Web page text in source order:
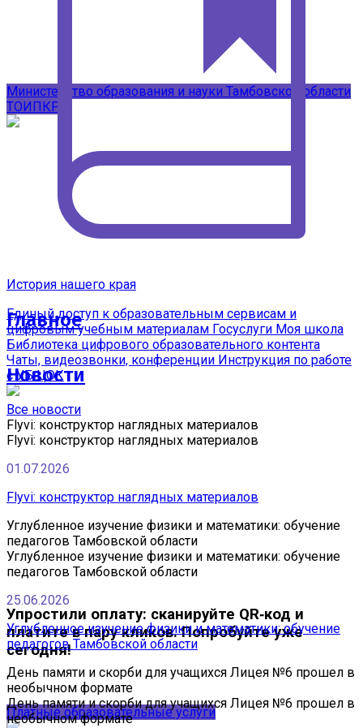
Подписывайтесь на наши каналы в
Министерство образования и науки Тамбовской области
ТОИПКРО
Единый доступ к образовательным сервисам и
цифровым учебным материалам Госуслуги Моя школа
Библиотека цифрового образовательного контента
Чаты, видеозвонки, конференции Инструкция по работе
с УБ ЦОК
Упростили оплату: сканируйте QR‑код и
платите в пару кликов. Попробуйте уже
сегодня!
Платные образовательные услуги
История нашего края
Главное
Новости
Все новости
Flyvi: конструктор наглядных материалов
Flyvi: конструктор наглядных материалов
01.07.2026
Flyvi: конструктор наглядных материалов
Углубленное изучение физики и математики: обучение
педагогов Тамбовской области
Углубленное изучение физики и математики: обучение
педагогов Тамбовской области
25.06.2026
Углубленное изучение физики и математики: обучение
педагогов Тамбовской области
День памяти и скорби для учащихся Лицея №6 прошел в
необычном формате
День памяти и скорби для учащихся Лицея №6 прошел в
необычном формате